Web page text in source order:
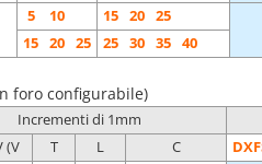
5 10 15 20 25
15 20 25 25 30 35 40
foro configurabile)
Incrementi di 1mm
(V T L C